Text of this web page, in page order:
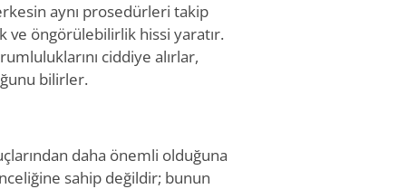
aynı prosedürleri takip
ve öngörülebilirlik hissi yaratır.
ciddiye alırlar,
bilirler.
daha önemli olduğuna
sahip değildir; bunun